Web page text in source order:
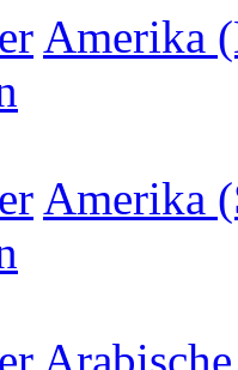
Amerika
Amerika